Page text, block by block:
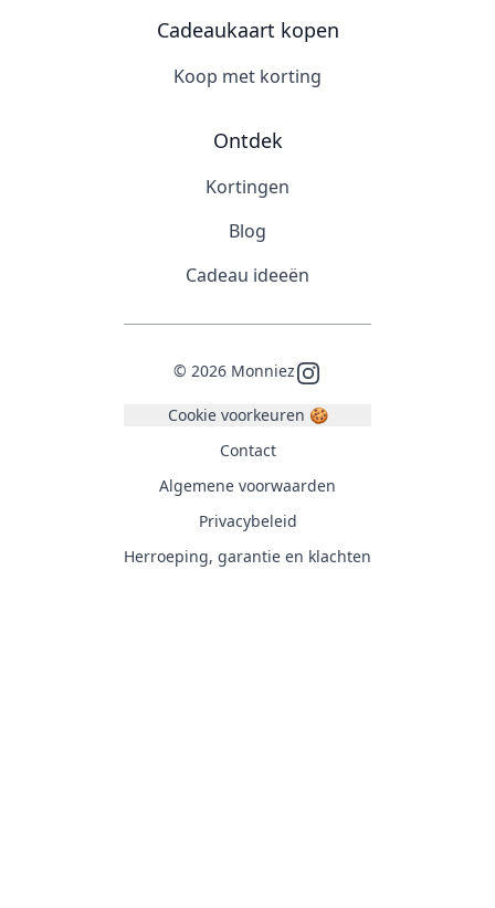
Cadeaukaart kopen
Koop met korting
Ontdek
Kortingen
Blog
Cadeau ideeën
© 2026 MonniezInstagram
Cookie voorkeuren 🍪
Contact
Algemene voorwaarden
Privacybeleid
Herroeping, garantie en klachten